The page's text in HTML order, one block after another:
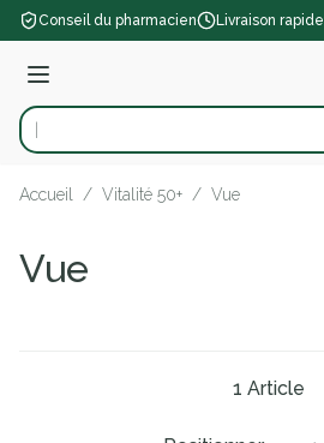
Aller au contenu
Conseil du pharmacien Livraison rapide
Menu
Rechercher
Accueil / Vitalité 50+ / Vue
Vue
1 Article